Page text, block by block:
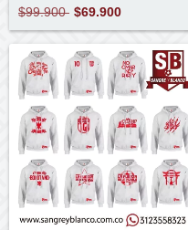
$99.900 $69.900